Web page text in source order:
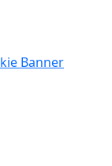
Banner